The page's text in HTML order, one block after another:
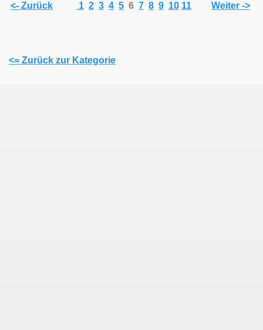
<- Zurück 1 2 3 4 5 6 7 8 9 10 11 Weiter ->
<= Zurück zur Kategorie